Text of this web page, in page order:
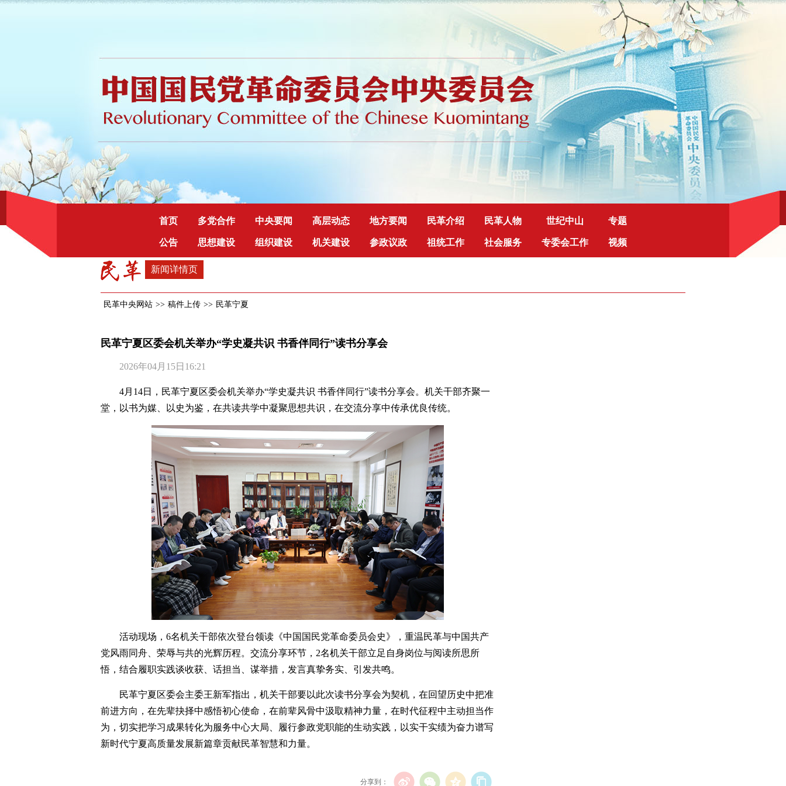
首页 多党合作 中央要闻 高层动态 地方要闻 民革介绍 民革人物 世纪中山 专题
公告 思想建设 组织建设 机关建设 参政议政 祖统工作 社会服务 专委会工作 视频
新闻详情页
民革中央网站 >> 稿件上传 >> 民革宁夏
民革宁夏区委会机关举办“学史凝共识 书香伴同行”读书分享会
2026年04月15日16:21
4月14日，民革宁夏区委会机关举办“学史凝共识 书香伴同行”读书分享会。机关干部齐聚一
堂，以书为媒、以史为鉴，在共读共学中凝聚思想共识，在交流分享中传承优良传统。
活动现场，6名机关干部依次登台领读《中国国民党革命委员会史》，重温民革与中国共产
党风雨同舟、荣辱与共的光辉历程。交流分享环节，2名机关干部立足自身岗位与阅读所思所
悟，结合履职实践谈收获、话担当、谋举措，发言真挚务实、引发共鸣。
民革宁夏区委会主委王新军指出，机关干部要以此次读书分享会为契机，在回望历史中把准
前进方向，在先辈抉择中感悟初心使命，在前辈风骨中汲取精神力量，在时代征程中主动担当作
为，切实把学习成果转化为服务中心大局、履行参政党职能的生动实践，以实干实绩为奋力谱写
新时代宁夏高质量发展新篇章贡献民革智慧和力量。
分享到：